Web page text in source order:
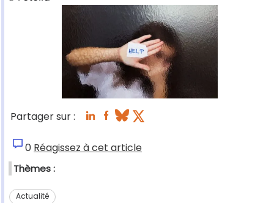
Partager sur :
0 Réagissez à cet article
Thèmes :
Actualité